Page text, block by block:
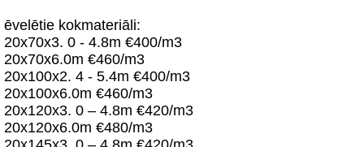
ēvelētie kokmateriāli:
20x70x3. 0 - 4.8m €400/m3
20x70x6.0m €460/m3
20x100x2. 4 - 5.4m €400/m3
20x100x6.0m €460/m3
20x120x3. 0 – 4.8m €420/m3
20x120x6.0m €480/m3